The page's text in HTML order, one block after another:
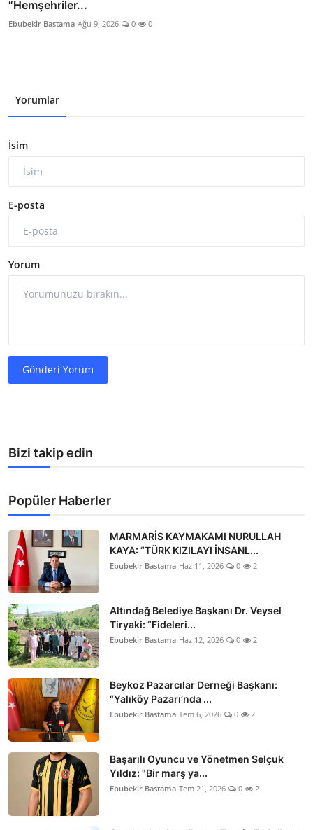
“Hemşehriler...
Ebubekir Bastama Ağu 9, 2026 0 0
Yorumlar
İsim
E-posta
Yorum
Gönderi Yorum
Bizi takip edin
Popüler Haberler
MARMARİS KAYMAKAMI NURULLAH
KAYA: “TÜRK KIZILAYI İNSANL...
Ebubekir Bastama Haz 11, 2026 0 2
Altındağ Belediye Başkanı Dr. Veysel
Tiryaki: “Fideleri...
Ebubekir Bastama Haz 12, 2026 0 2
Beykoz Pazarcılar Derneği Başkanı:
“Yalıköy Pazarı’nda ...
Ebubekir Bastama Tem 6, 2026 0 2
Başarılı Oyuncu ve Yönetmen Selçuk
Yıldız: "Bir marş ya...
Ebubekir Bastama Tem 21, 2026 0 2